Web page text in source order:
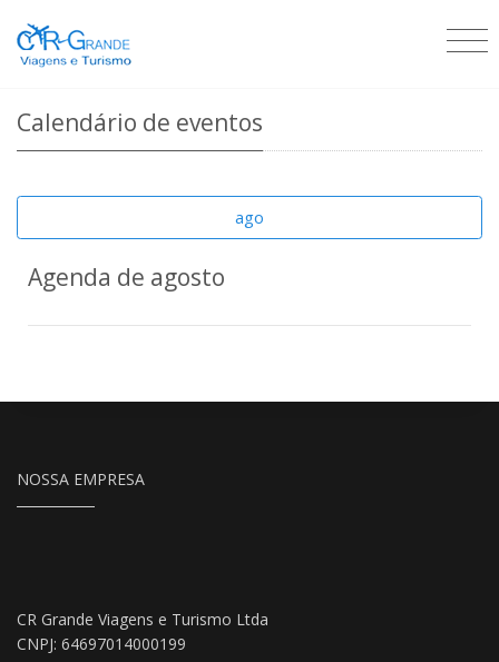
Calendário de eventos
ago
Agenda de agosto
NOSSA EMPRESA
CR Grande Viagens e Turismo Ltda
CNPJ: 64697014000199